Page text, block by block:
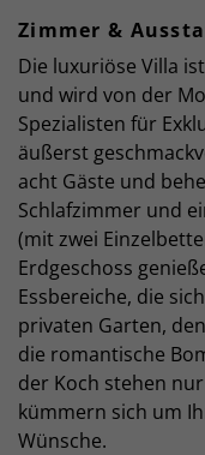
Zimmer &
Die luxuriöse Villa
und wird von der
Spezialisten für
äußerst
acht Gäste und
Schlafzimmer und
(mit zwei
Erdgeschoss
Essbereiche, die
privaten Garten,
die romantische
der Koch stehen
kümmern sich um
Wünsche.